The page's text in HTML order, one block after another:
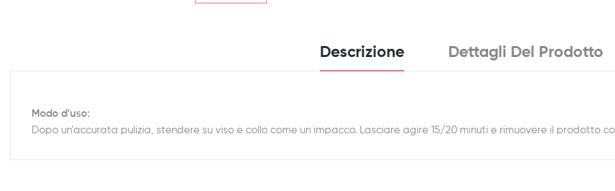
Descrizione Dettagli Del Prodotto
Modo d’uso:
Dopo un’accurata pulizia, stendere su viso e collo come un impacco. Lasciare agire 15/20 minuti e rimuovere il prodotto